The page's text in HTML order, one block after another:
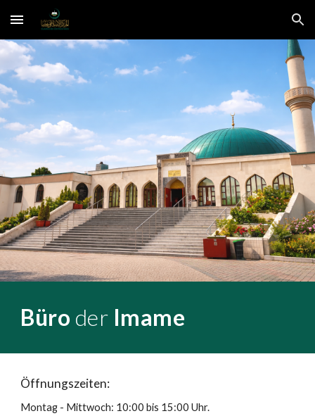
Skip to main content Skip to navigation
Büro der Imame
Öffnungszeiten:
Montag - Mittwoch: 10:00 bis 15:00 Uhr.